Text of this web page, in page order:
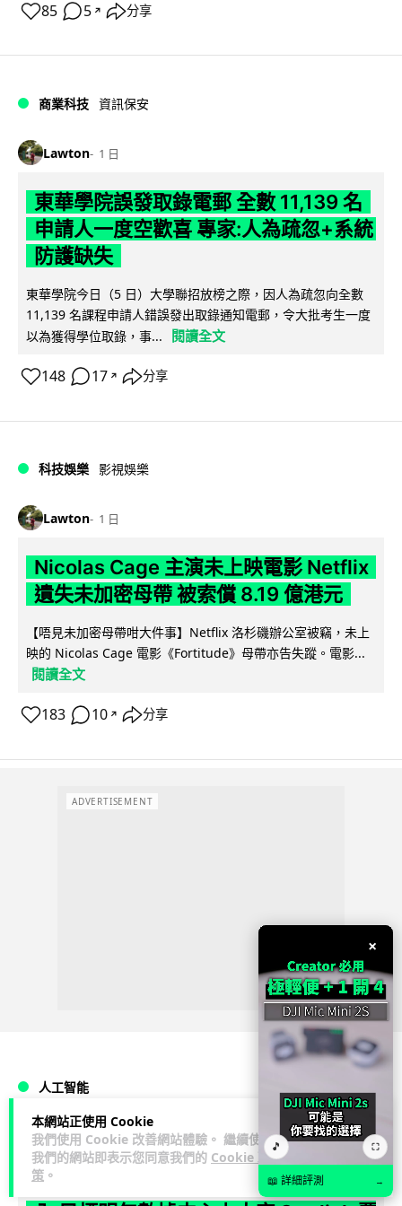
本網站正使用 Cookie
我們使用 Cookie 改善網站體驗。 繼續使用
我們的網站即表示您同意我們的 Cookie 政
策 。
85 5 ↗ 分享
商業科技 資訊保安
Lawton 1 日
東華學院誤發取錄電郵 全數 11,139 名
申請人一度空歡喜 專家:人為疏忽+系統
防護缺失
東華學院今日（5 日）大學聯招放榜之際，因人為疏忽向全數
11,139 名課程申請人錯誤發出取錄通知電郵，令大批考生一度
以為獲得學位取錄，事...
閱讀全文
148 17 ↗ 分享
科技娛樂 影視娛樂
Lawton 1 日
Nicolas Cage 主演未上映電影 Netflix
遺失未加密母帶 被索償 8.19 億港元
【唔見未加密母帶咁大件事】Netflix 洛杉磯辦公室被竊，未上
映的 Nicolas Cage 電影《Fortitude》母帶亦告失蹤。電影...
閱讀全文
183 10 ↗ 分享
ADVERTISEMENT
人工智能
Vin 1 日
Elon Musk: SpaceX 將挑戰萬億年收
×
🎵 ⛶
📖 詳細評測 →